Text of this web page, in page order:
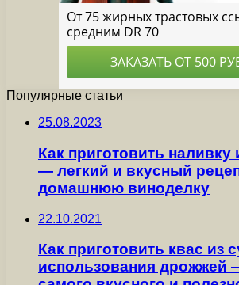
Популярные статьи
25.08.2023
Как приготовить наливку
— легкий и вкусный
домашнюю виноделку
22.10.2021
Как приготовить квас из
использования дрожжей